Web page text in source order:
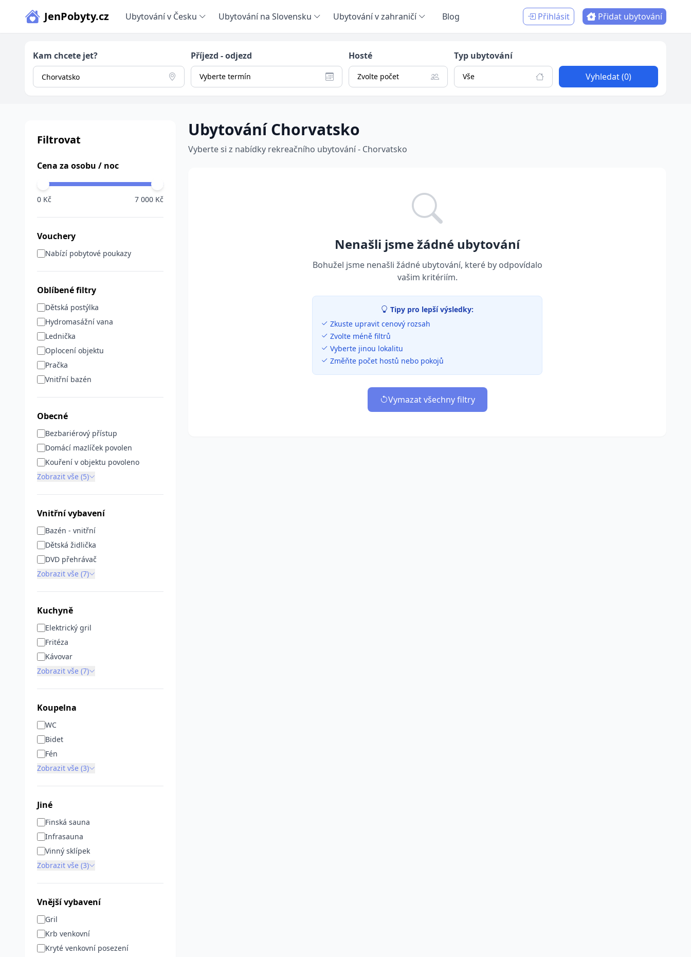
JenPobyty.cz Ubytování v Česku Ubytování na Slovensku Ubytování v zahraničí Blog Přihlásit Přidat ubytování
Kam chcete jet? Příjezd - odjezd
Vyberte termín
Hosté
Zvolte počet
Typ ubytování
Vše Vyhledat (0)
Filtrovat
Cena za osobu / noc
0 Kč 7 000 Kč
Vouchery
Nabízí pobytové poukazy
Oblíbené filtry
Dětská postýlka
Hydromasážní vana
Lednička
Oplocení objektu
Pračka
Vnitřní bazén
Obecné
Bezbariérový přístup
Domácí mazlíček povolen
Kouření v objektu povoleno
Zobrazit vše (5)
Vnitřní vybavení
Bazén - vnitřní
Dětská židlička
DVD přehrávač
Zobrazit vše (7)
Kuchyně
Elektrický gril
Fritéza
Kávovar
Zobrazit vše (7)
Koupelna
WC
Bidet
Fén
Zobrazit vše (3)
Jiné
Finská sauna
Infrasauna
Vinný sklípek
Zobrazit vše (3)
Vnější vybavení
Gril
Krb venkovní
Kryté venkovní posezení
Ubytování Chorvatsko
Vyberte si z nabídky rekreačního ubytování - Chorvatsko
Nenašli jsme žádné ubytování
Bohužel jsme nenašli žádné ubytování, které by odpovídalo
vašim kritériím.
Tipy pro lepší výsledky:
Zkuste upravit cenový rozsah
Zvolte méně filtrů
Vyberte jinou lokalitu
Změňte počet hostů nebo pokojů
Vymazat všechny filtry